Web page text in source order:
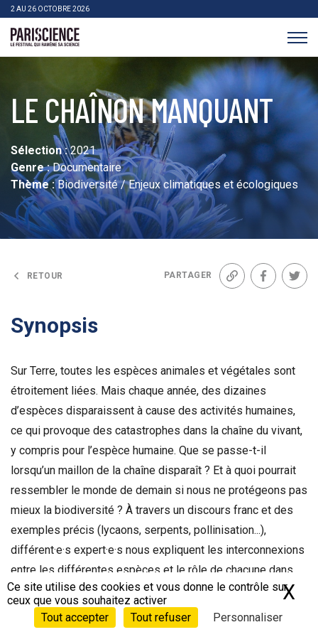
>Aller au contenu
2 AU 26 OCTOBRE 2026
LE CHAÎNON MANQUANT
Sélection :2021
Genre :Documentaire
Thème :Biodiversité / Enjeux climatiques et écologiques
RETOUR PARTAGER
Lien Facebook
Synopsis
Sur Terre, toutes les espèces animales et végétales sont
étroitement liées. Mais chaque année, des dizaines
d’espèces disparaissent à cause des activités humaines,
ce qui provoque des catastrophes dans la chaîne du vivant,
y compris pour l’espèce humaine. Que se passe-t-il
lorsqu’un maillon de la chaîne disparaît ? Et à quoi pourrait
ressembler le monde de demain si nous ne protégeons pas
mieux la biodiversité ? À travers un discours franc et des
exemples précis (lycaons, serpents, pollinisation...),
différent·e·s expert·e·s nous expliquent les interconnexions
entre les différentes espèces et le rôle de chacune dans
l’équilibre de différents écosystèmes de la planète.
Panneau de gestion des cookies
Ce site utilise des cookies et vous donne le contrôle sur
ceux que vous souhaitez activer
Tout accepter
Tout refuser Personnaliser
X